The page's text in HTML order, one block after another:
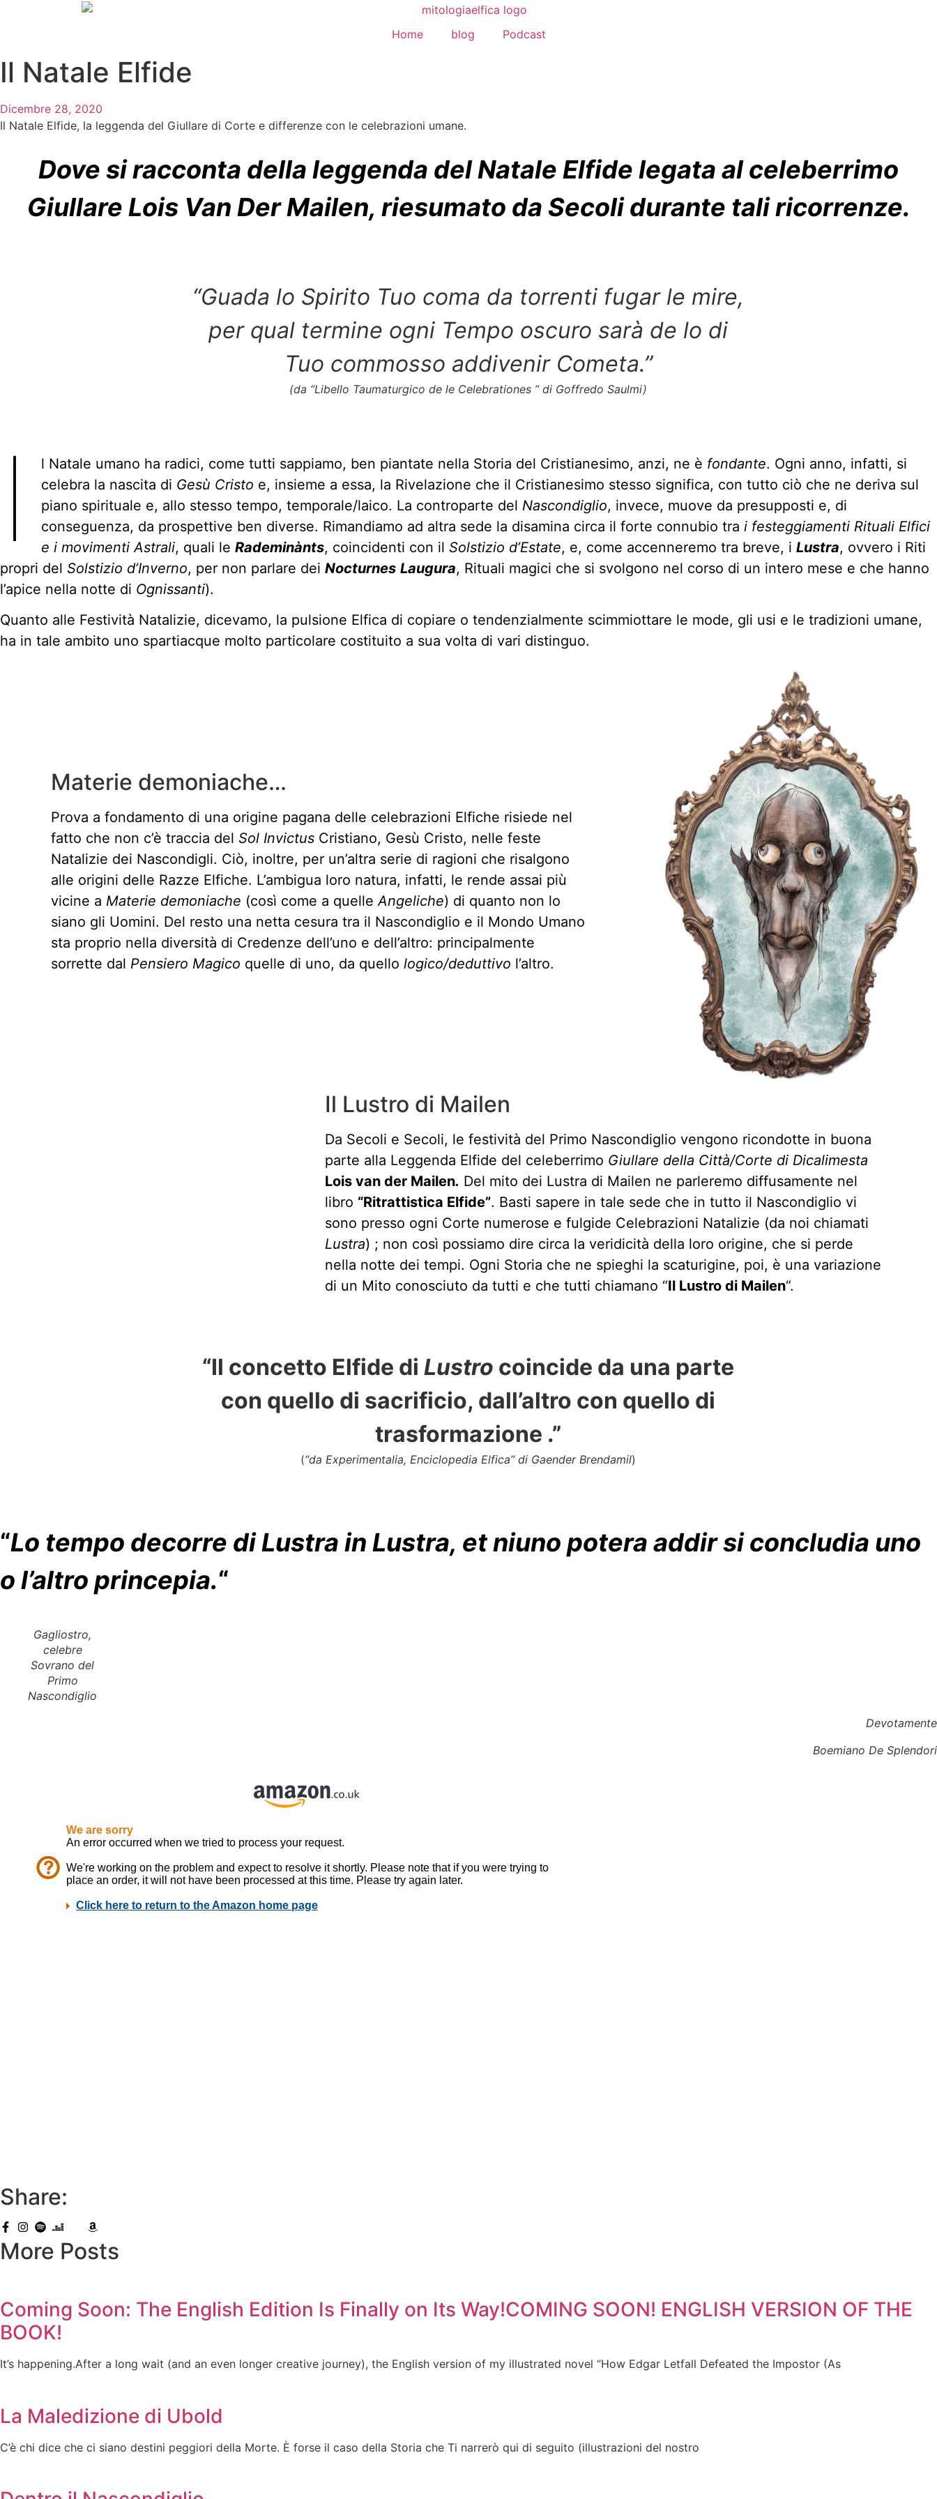
Home blog Podcast
Il Natale Elfide
Dicembre 28, 2020
Il Natale Elfide, la leggenda del Giullare di Corte e differenze con le celebrazioni umane.
Dove si racconta della leggenda del Natale Elfide legata al celeberrimo
Giullare Lois Van Der Mailen, riesumato da Secoli durante tali ricorrenze.
“Guada lo Spirito Tuo coma da torrenti fugar le mire,
per qual termine ogni Tempo oscuro sarà de lo di
Tuo commosso addivenir Cometa.”
(da “Libello Taumaturgico de le Celebrationes ” di Goffredo Saulmi)
I l Natale umano ha radici, come tutti sappiamo, ben piantate nella Storia del Cristianesimo, anzi, ne è fondante. Ogni anno, infatti, si
celebra la nascita di Gesù Cristo e, insieme a essa, la Rivelazione che il Cristianesimo stesso significa, con tutto ciò che ne deriva sul
piano spirituale e, allo stesso tempo, temporale/laico. La controparte del Nascondiglio, invece, muove da presupposti e, di
conseguenza, da prospettive ben diverse. Rimandiamo ad altra sede la disamina circa il forte connubio tra i festeggiamenti Rituali Elfici
e i movimenti Astrali, quali le Rademinànts, coincidenti con il Solstizio d’Estate, e, come accenneremo tra breve, i Lustra, ovvero i Riti
propri del Solstizio d’Inverno, per non parlare dei Nocturnes Laugura, Rituali magici che si svolgono nel corso di un intero mese e che hanno
l’apice nella notte di Ognissanti).
Quanto alle Festività Natalizie, dicevamo, la pulsione Elfica di copiare o tendenzialmente scimmiottare le mode, gli usi e le tradizioni umane,
ha in tale ambito uno spartiacque molto particolare costituito a sua volta di vari distinguo.
Materie demoniache…
Prova a fondamento di una origine pagana delle celebrazioni Elfiche risiede nel
fatto che non c’è traccia del Sol Invictus Cristiano, Gesù Cristo, nelle feste
Natalizie dei Nascondigli. Ciò, inoltre, per un’altra serie di ragioni che risalgono
alle origini delle Razze Elfiche. L’ambigua loro natura, infatti, le rende assai più
vicine a Materie demoniache (così come a quelleAngeliche) di quanto non lo
siano gli Uomini. Del resto una netta cesura tra il Nascondiglio e il Mondo Umano
sta proprio nella diversità di Credenze dell’uno e dell’altro: principalmente
sorrette dal Pensiero Magico quelle di uno, da quellologico/deduttivo l’altro.
Il Lustro di Mailen
Da Secoli e Secoli, le festività del Primo Nascondiglio vengono ricondotte in buona
parte alla Leggenda Elfide del celeberrimo Giullare della Città/Corte di Dicalimesta
Lois van der Mailen. Del mito dei Lustra di Mailen ne parleremo diffusamente nel
libro “Ritrattistica Elfide”. Basti sapere in tale sede che in tutto il Nascondiglio vi
sono presso ogni Corte numerose e fulgide Celebrazioni Natalizie (da noi chiamati
Lustra) ; non così possiamo dire circa la veridicità della loro origine, che si perde
nella notte dei tempi. Ogni Storia che ne spieghi la scaturigine, poi, è una variazione
di un Mito conosciuto da tutti e che tutti chiamano “Il Lustro di Mailen“.
“Il concetto Elfide diLustro coincide da una parte
con quello di sacrificio, dall’altro con quello di
trasformazione .”
(“da Experimentalia, Enciclopedia Elfica” di Gaender Brendamil)
“Lo tempo decorre di Lustra in Lustra, et niuno potera addir si concludia uno
o l’altro princepia.“
Gagliostro,
celebre
Sovrano del
Primo
Nascondiglio
Devotamente
Boemiano De Splendori
Share:
More Posts
Coming Soon: The English Edition Is Finally on Its Way!COMING SOON! ENGLISH VERSION OF THE
BOOK!
It’s happening.After a long wait (and an even longer creative journey), the English version of my illustrated novel “How Edgar Letfall Defeated the Impostor (As
La Maledizione di Ubold
C’è chi dice che ci siano destini peggiori della Morte. È forse il caso della Storia che Ti narrerò qui di seguito (illustrazioni del nostro